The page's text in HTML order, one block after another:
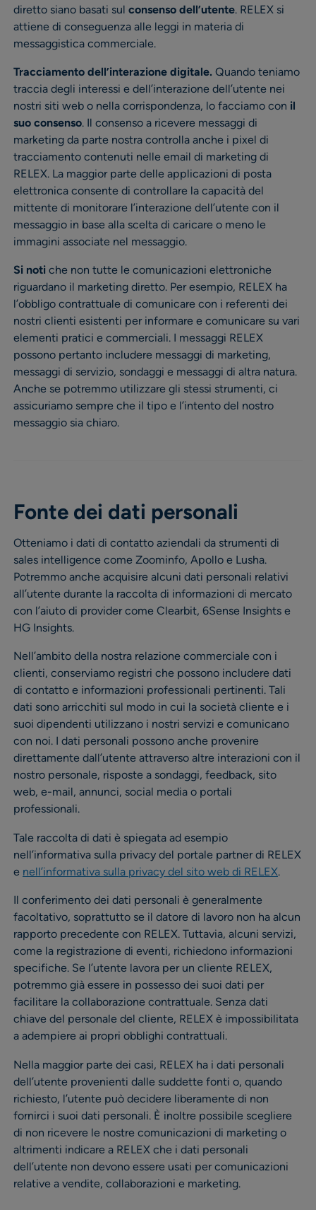
diretto siano basati sul consenso dell’utente. RELEX si
attiene di conseguenza alle leggi in materia di
messaggistica commerciale.
Tracciamento dell’interazione digitale. Quando teniamo
traccia degli interessi e dell’interazione dell’utente nei
nostri siti web o nella corrispondenza, lo facciamo con il
suo consenso. Il consenso a ricevere messaggi di
marketing da parte nostra controlla anche i pixel di
tracciamento contenuti nelle email di marketing di
RELEX. La maggior parte delle applicazioni di posta
elettronica consente di controllare la capacità del
mittente di monitorare l’interazione dell’utente con il
messaggio in base alla scelta di caricare o meno le
immagini associate nel messaggio.
Si noti che non tutte le comunicazioni elettroniche
riguardano il marketing diretto. Per esempio, RELEX ha
l’obbligo contrattuale di comunicare con i referenti dei
nostri clienti esistenti per informare e comunicare su vari
elementi pratici e commerciali. I messaggi RELEX
possono pertanto includere messaggi di marketing,
messaggi di servizio, sondaggi e messaggi di altra natura.
Anche se potremmo utilizzare gli stessi strumenti, ci
assicuriamo sempre che il tipo e l’intento del nostro
messaggio sia chiaro.
Fonte dei dati personali
Otteniamo i dati di contatto aziendali da strumenti di
sales intelligence come Zoominfo, Apollo e Lusha.
Potremmo anche acquisire alcuni dati personali relativi
all’utente durante la raccolta di informazioni di mercato
con l’aiuto di provider come Clearbit, 6Sense Insights e
HG Insights.
Nell’ambito della nostra relazione commerciale con i
clienti, conserviamo registri che possono includere dati
di contatto e informazioni professionali pertinenti. Tali
dati sono arricchiti sul modo in cui la società cliente e i
suoi dipendenti utilizzano i nostri servizi e comunicano
con noi. I dati personali possono anche provenire
direttamente dall’utente attraverso altre interazioni con il
nostro personale, risposte a sondaggi, feedback, sito
web, e-mail, annunci, social media o portali
professionali.
Tale raccolta di dati è spiegata ad esempio
nell’informativa sulla privacy del portale partner di RELEX
e nell’informativa sulla privacy del sito web di RELEX.
Il conferimento dei dati personali è generalmente
facoltativo, soprattutto se il datore di lavoro non ha alcun
rapporto precedente con RELEX. Tuttavia, alcuni servizi,
come la registrazione di eventi, richiedono informazioni
specifiche. Se l’utente lavora per un cliente RELEX,
potremmo già essere in possesso dei suoi dati per
facilitare la collaborazione contrattuale. Senza dati
chiave del personale del cliente, RELEX è impossibilitata
a adempiere ai propri obblighi contrattuali.
Nella maggior parte dei casi, RELEX ha i dati personali
dell’utente provenienti dalle suddette fonti o, quando
richiesto, l’utente può decidere liberamente di non
fornirci i suoi dati personali. È inoltre possibile scegliere
di non ricevere le nostre comunicazioni di marketing o
altrimenti indicare a RELEX che i dati personali
dell’utente non devono essere usati per comunicazioni
relative a vendite, collaborazioni e marketing.